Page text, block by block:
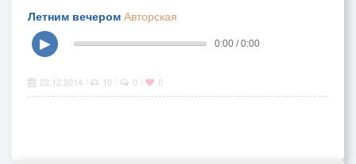
Летним вечером Авторская
▶
0:00 / 0:00
22.12.2014 10 0 0